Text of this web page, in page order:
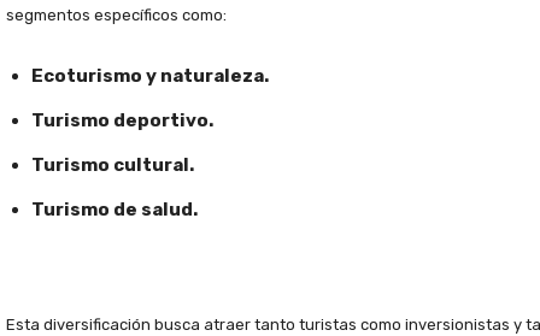
segmentos específicos como:
Ecoturismo y naturaleza.
Turismo deportivo.
Turismo cultural.
Turismo de salud.
Esta diversificación busca atraer tanto turistas como inversionistas y